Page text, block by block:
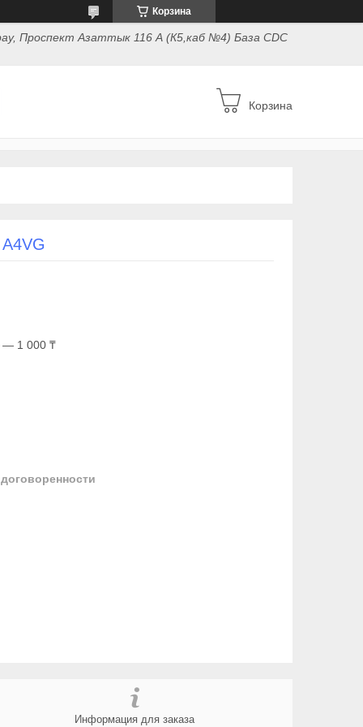
Корзина
Проспект Азаттык 116 А (К5,каб №4) База CDC
Корзина
— 1 000 ₸
Информация для заказа